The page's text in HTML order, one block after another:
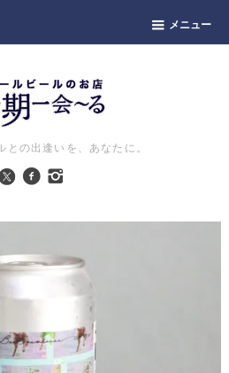
メニュー
との出逢いを、あなたに。